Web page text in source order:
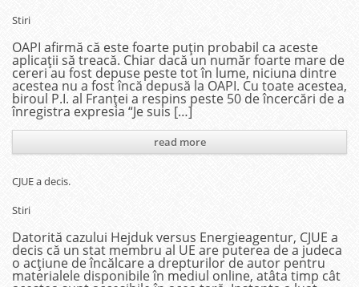
Stiri
OAPI afirmă că este foarte puțin probabil ca aceste
aplicații să treacă. Chiar dacă un număr foarte mare de
cereri au fost depuse peste tot în lume, niciuna dintre
acestea nu a fost încă depusă la OAPI. Cu toate acestea,
biroul P.I. al Franței a respins peste 50 de încercări de a
înregistra expresia “Je suis […]
read more
CJUE a decis.
Stiri
Datorită cazului Hejduk versus Energieagentur, CJUE a
decis că un stat membru al UE are puterea de a judeca
o acțiune de încălcare a drepturilor de autor pentru
materialele disponibile în mediul online, atâta timp cât